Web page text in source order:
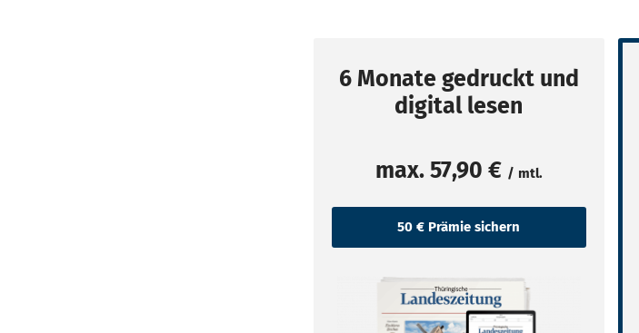
6 Monate gedruckt und
digital lesen
max. 57,90 € / mtl.